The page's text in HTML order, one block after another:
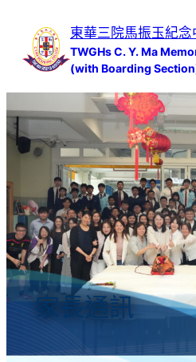
容
東華三院馬振玉紀
TWGHs C. Y. Ma
(with Boarding
家長通訊